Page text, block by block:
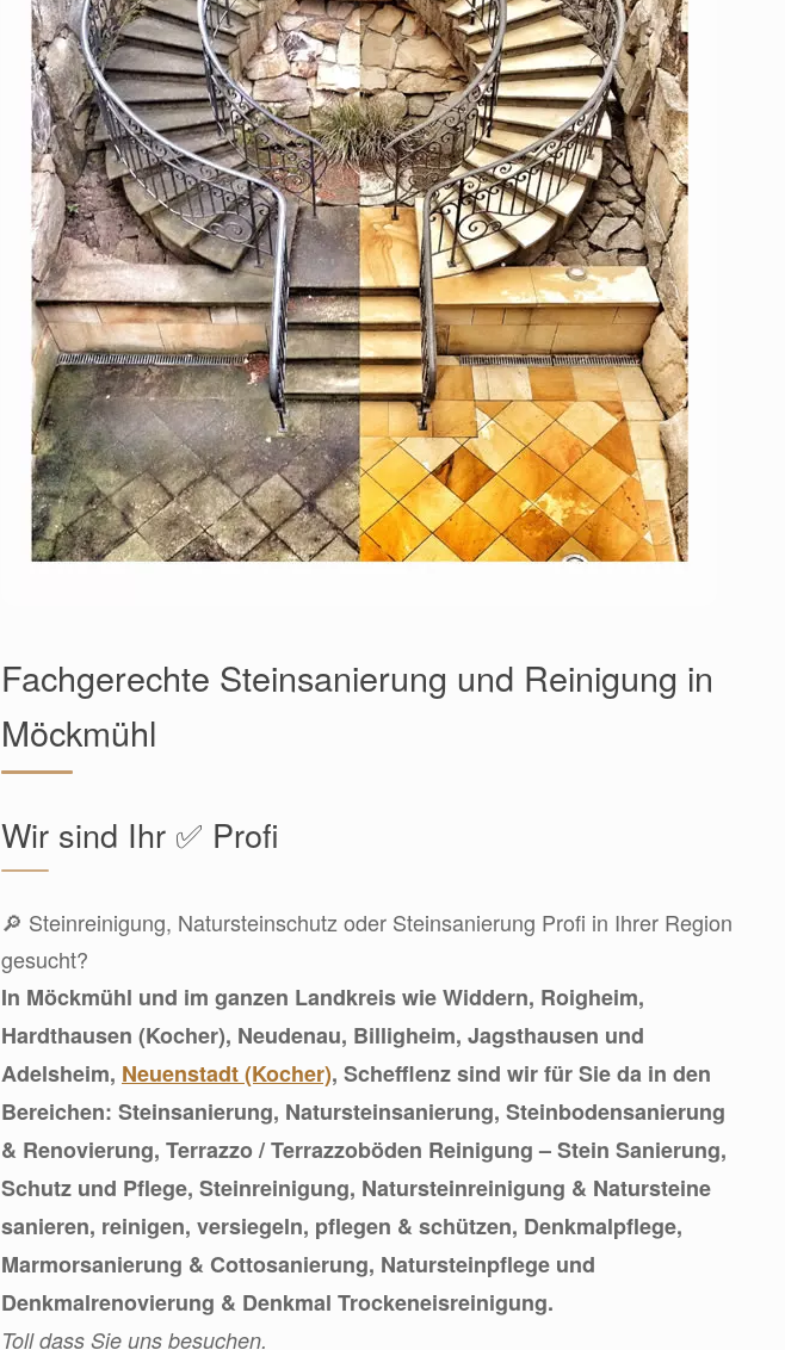
Fachgerechte Steinsanierung und Reinigung in
Möckmühl
Wir sind Ihr ✅ Profi
🔎 Steinreinigung, Natursteinschutz oder Steinsanierung Profi in Ihrer Region
gesucht?
In Möckmühl und im ganzen Landkreis wie Widdern, Roigheim,
Hardthausen (Kocher), Neudenau, Billigheim, Jagsthausen und
Adelsheim, Neuenstadt (Kocher), Schefflenz sind wir für Sie da in den
Bereichen: Steinsanierung, Natursteinsanierung, Steinbodensanierung
& Renovierung, Terrazzo / Terrazzoböden Reinigung – Stein Sanierung,
Schutz und Pflege, Steinreinigung, Natursteinreinigung & Natursteine
sanieren, reinigen, versiegeln, pflegen & schützen, Denkmalpflege,
Marmorsanierung & Cottosanierung, Natursteinpflege und
Denkmalrenovierung & Denkmal Trockeneisreinigung.
Toll dass Sie uns besuchen.